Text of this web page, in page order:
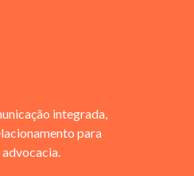
integrada,
para